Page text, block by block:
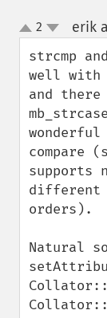
up
down
2 erik
strcmp
well with
and there
compare
supports
different
orders).
Natural